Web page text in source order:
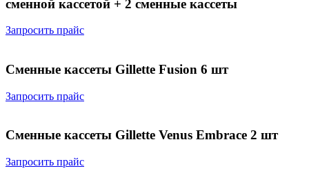
сменной кассетой + 2 сменные кассеты
Запросить прайс
Сменные кассеты Gillette Fusion 6 шт
Запросить прайс
Сменные кассеты Gillette Venus Embrace 2 шт
Запросить прайс